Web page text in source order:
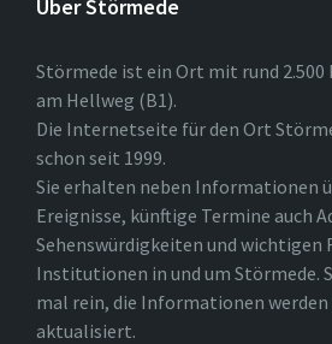
Über Störmede
Störmede ist ein Ort mit rund
am Hellweg (B1).
Die Internetseite für den Ort
schon seit 1999.
Sie erhalten neben Informationen
Ereignisse, künftige Termine auch
Sehenswürdigkeiten und wichtigen
Institutionen in und um Störmede.
mal rein, die Informationen
aktualisiert.